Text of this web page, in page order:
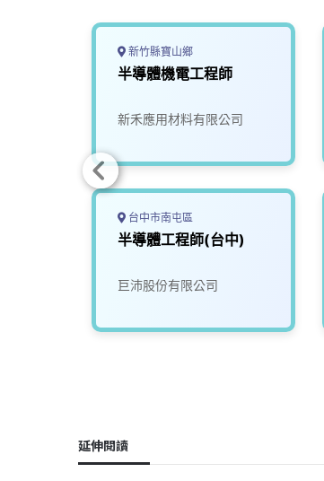
新竹縣寶山鄉
半導體機電工程師
新禾應用材料有限公司
台中市南屯區
半導體工程師(台中)
巨沛股份有限公司
延伸閱讀